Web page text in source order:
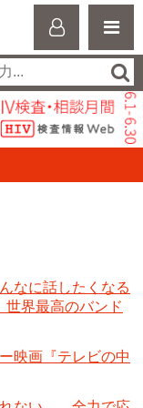
なに話したくなる
界最高のバンド
映画『テレビの中